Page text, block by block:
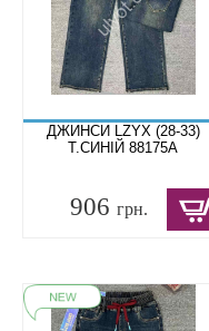
ДЖИНСИ LZYX (28-33)
Т.СИНІЙ 88175A
906 грн.